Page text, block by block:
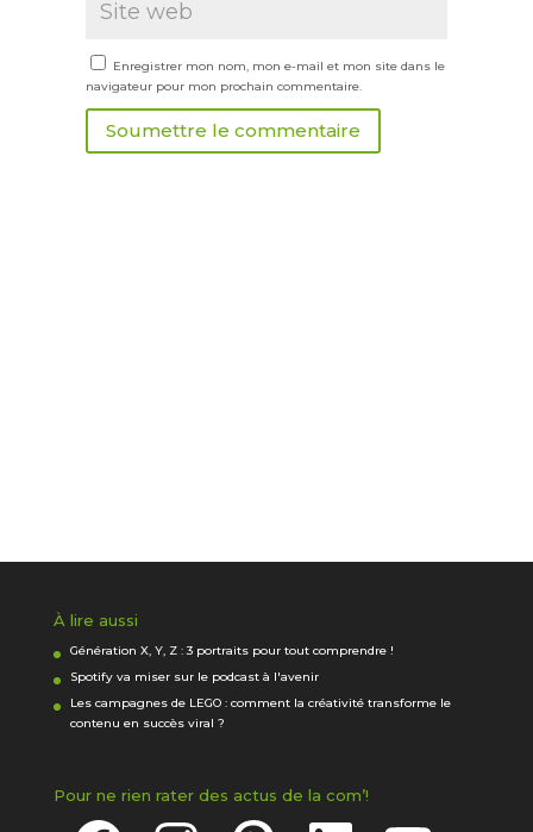
Enregistrer mon nom, mon e-mail et mon site dans le
navigateur pour mon prochain commentaire.
Soumettre le commentaire
À lire aussi
Génération X, Y, Z : 3 portraits pour tout comprendre !
Spotify va miser sur le podcast à l'avenir
Les campagnes de LEGO : comment la créativité transforme le
contenu en succès viral ?
Pour ne rien rater des actus de la com’!
Facebook Instagram Pinterest LinkedIn